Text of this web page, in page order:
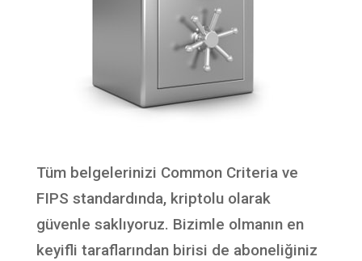
Tüm belgelerinizi Common Criteria ve
FIPS standardında, kriptolu olarak
güvenle saklıyoruz. Bizimle olmanın en
keyifli taraflarından birisi de aboneliğiniz